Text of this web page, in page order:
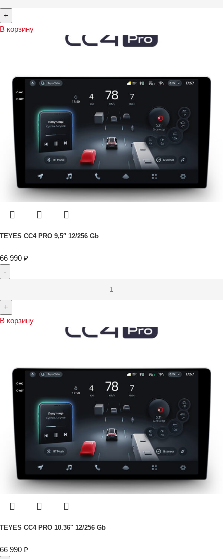
В корзину
TEYES CC4 PRO 9,5″ 12/256 Gb
66 990 ₽
В корзину
TEYES CC4 PRO 10.36″ 12/256 Gb
66 990 ₽